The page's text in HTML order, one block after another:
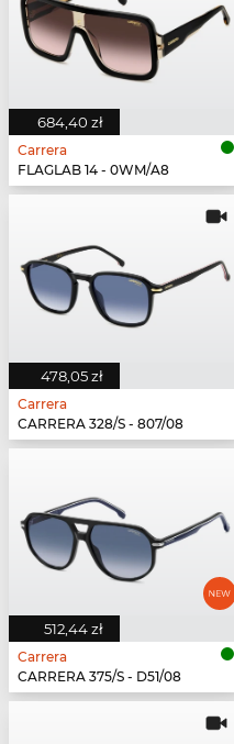
684,40 zł
Carrera
FLAGLAB 14 - 0WM/A8
478,05 zł
Carrera
CARRERA 328/S - 807/08
512,44 zł
Carrera
CARRERA 375/S - D51/08